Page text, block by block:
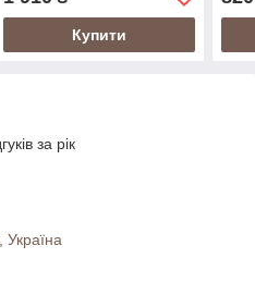
Купити
за рік
Україна